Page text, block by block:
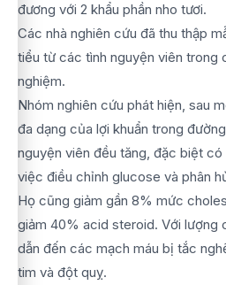
đương với 2 khẩu phần nho tươi.
Các nhà nghiên cứu đã thu thập
tiểu từ các tình nguyện viên trong
nghiệm.
Nhóm nghiên cứu phát hiện, sau
đa dạng của lợi khuẩn trong
nguyện viên đều tăng, đặc biệt có
việc điều chỉnh glucose và phân
Họ cũng giảm gần 8% mức
giảm 40% acid steroid. Với lượng
dẫn đến các mạch máu bị tắc
tim và đột quỵ.